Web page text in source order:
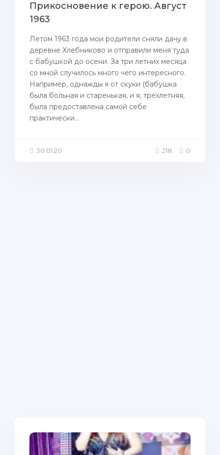
Прикосновение к герою. Август
1963
Летом 1963 года мои родители сняли дачу в
деревне Хлебниково и отправили меня туда
с бабушкой до осени. За три летних месяца
со мной случилось много чего интересного.
Например, однажды я от скуки (бабушка
была больная и старенькая, и я, трехлетняя,
была предоставлена самой себе
практически...
30.01.20 218 0